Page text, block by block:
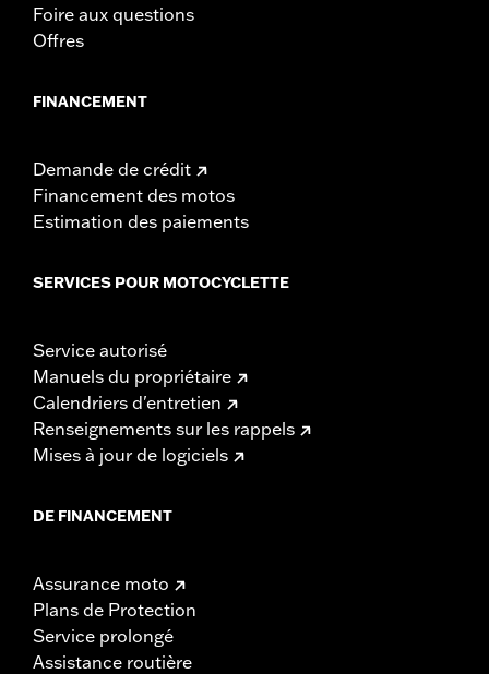
Foire aux questions
Offres
FINANCEMENT
Demande de crédit
Financement des motos
Estimation des paiements
SERVICES POUR MOTOCYCLETTE
Service autorisé
Manuels du propriétaire
Calendriers d'entretien
Renseignements sur les rappels
Mises à jour de logiciels
DE FINANCEMENT
Assurance moto
Plans de Protection
Service prolongé
Assistance routière